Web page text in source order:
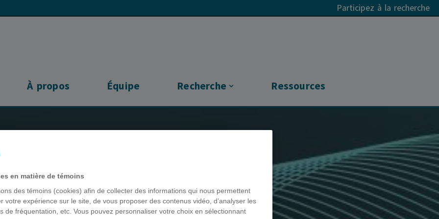
Participez à la recherche
À propos Équipe Recherche Ressources
de
en matière de témoins
des témoins (cookies) afin de collecter des informations qui nous permettent
votre expérience sur le site, de vous proposer des contenus vidéo, d’analyser les
de fréquentation, etc. Vous pouvez personnaliser votre choix en sélectionnant